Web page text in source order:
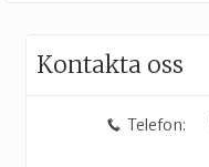
Kontakta oss
Telefon: